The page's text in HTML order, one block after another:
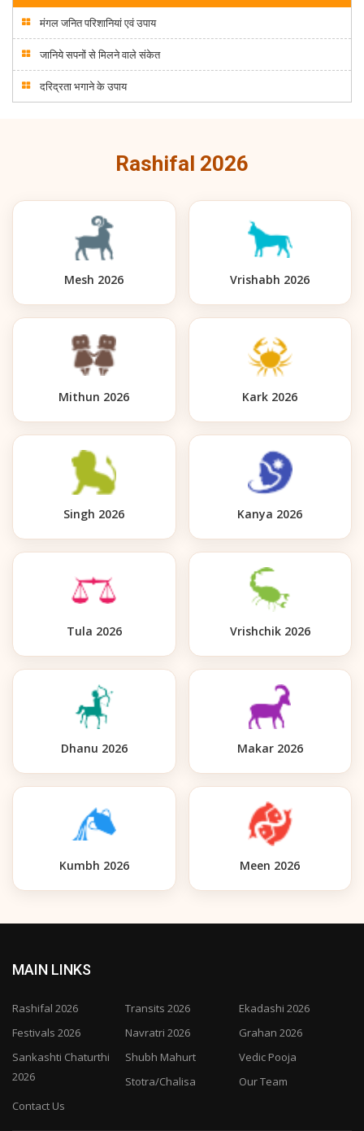
मंगल जनित परिशानियां एवं उपाय
जानिये सपनों से मिलने वाले संकेत
दरिद्रता भगाने के उपाय
Rashifal 2026
Mesh 2026 Vrishabh 2026
Mithun 2026 Kark 2026
Singh 2026 Kanya 2026
Tula 2026 Vrishchik 2026
Dhanu 2026 Makar 2026
Kumbh 2026 Meen 2026
MAIN LINKS
Rashifal 2026 Transits 2026
Ekadashi 2026
Festivals 2026
Navratri 2026
Grahan 2026
Sankashti Chaturthi
2026
Shubh Mahurt
Vedic Pooja
Stotra/Chalisa
Our Team
Contact Us